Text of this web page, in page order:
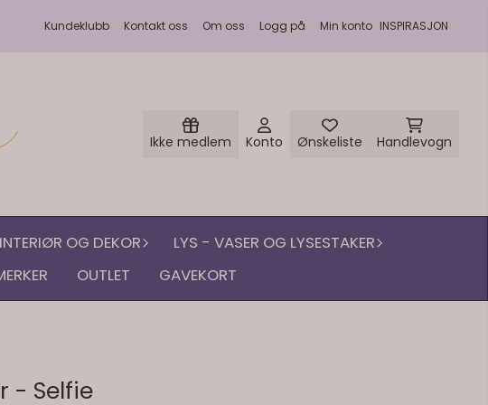
Kundeklubb Kontakt oss Om oss Logg på Min konto INSPIRASJON
Ikke medlem Konto Ønskeliste Handlevogn
INTERIØR OG DEKOR
LYS - VASER OG LYSESTAKER
OUTLET GAVEKORT
- Selfie